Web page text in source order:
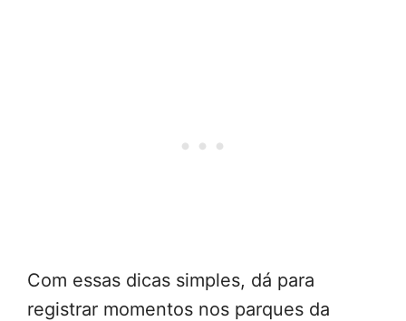
Com essas dicas simples, dá para
registrar momentos nos parques da